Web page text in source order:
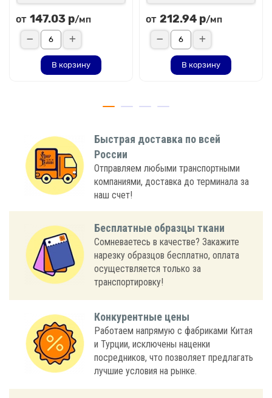
от 147.03 р/мп
В корзину
от 212.94 р/мп
В корзину
Быстрая доставка по всей
России
Отправляем любыми транспортными
компаниями, доставка до терминала за
наш счет!
Бесплатные образцы ткани
Сомневаетесь в качестве? Закажите
нарезку образцов бесплатно, оплата
осуществляется только за
транспортировку!
Конкурентные цены
Работаем напрямую с фабриками Китая
и Турции, исключены наценки
посредников, что позволяет предлагать
лучшие условия на рынке.